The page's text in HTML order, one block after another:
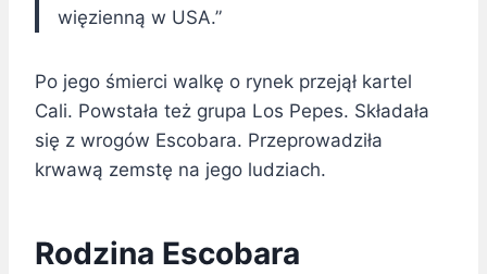
więzienną w USA.”
Po jego śmierci walkę o rynek przejął kartel
Cali. Powstała też grupa Los Pepes. Składała
się z wrogów Escobara. Przeprowadziła
krwawą zemstę na jego ludziach.
Rodzina Escobara